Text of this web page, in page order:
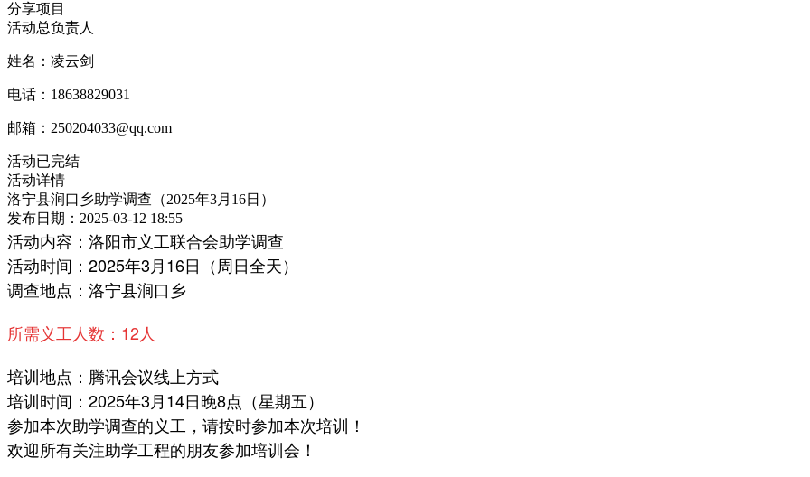
分享项目
活动总负责人
姓名：凌云剑
电话：18638829031
邮箱：250204033@qq.com
活动已完结
活动详情
洛宁县涧口乡助学调查（2025年3月16日）
发布日期：2025-03-12 18:55
活动内容：洛阳市义工联合会助学调查
活动时间：2025年3月16日（周日全天）
调查地点：洛宁县涧口乡
所需义工人数：12人
培训地点：腾讯会议线上方式
培训时间：2025年3月14日晚8点（星期五）
参加本次助学调查的义工，请按时参加本次培训！
欢迎所有关注助学工程的朋友参加培训会！